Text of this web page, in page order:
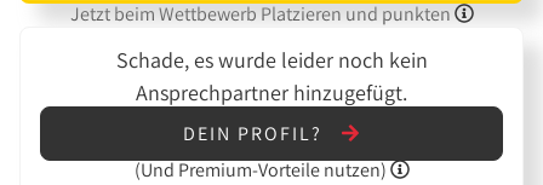
Jetzt beim Wettbewerb Platzieren und punkten
Schade, es wurde leider noch kein
Ansprechpartner hinzugefügt.
DEIN PROFIL?
(Und Premium-Vorteile nutzen)